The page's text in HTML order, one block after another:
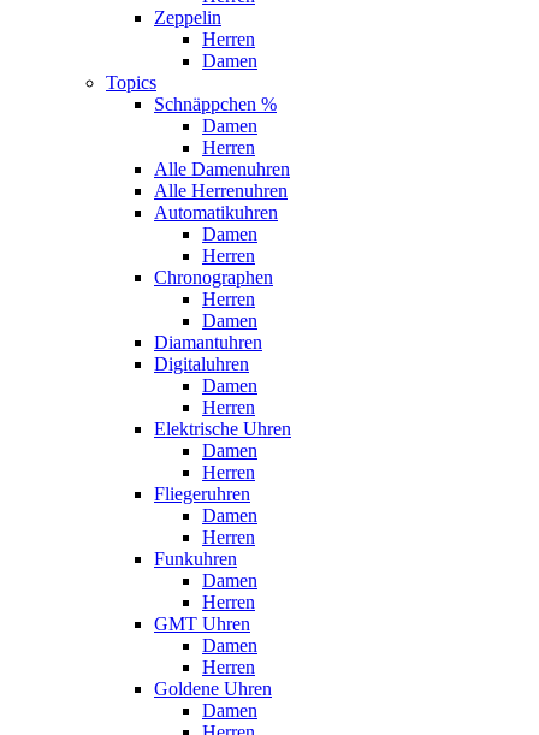
Zeppelin
Herren
Damen
Topics
Schnäppchen %
Damen
Herren
Alle Damenuhren
Alle Herrenuhren
Automatikuhren
Damen
Herren
Chronographen
Herren
Damen
Diamantuhren
Digitaluhren
Damen
Herren
Elektrische Uhren
Damen
Herren
Fliegeruhren
Damen
Herren
Funkuhren
Damen
Herren
GMT Uhren
Damen
Herren
Goldene Uhren
Damen